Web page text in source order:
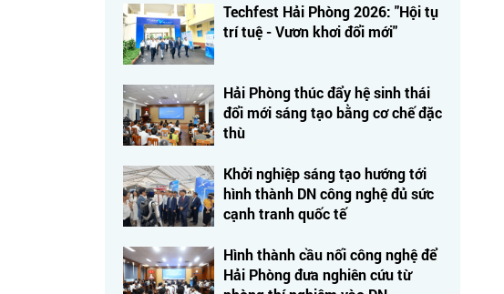
Techfest Hải Phòng 2026: "Hội tụ
trí tuệ - Vươn khơi đổi mới"
Hải Phòng thúc đẩy hệ sinh thái
đổi mới sáng tạo bằng cơ chế đặc
thù
Khởi nghiệp sáng tạo hướng tới
hình thành DN công nghệ đủ sức
cạnh tranh quốc tế
Hình thành cầu nối công nghệ để
Hải Phòng đưa nghiên cứu từ